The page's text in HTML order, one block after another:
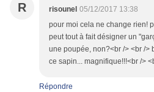
R risounel 05/12/2017 13:38
pour moi cela ne change rien!
peut tout à fait désigner un
une poupée, non?<br /> <br />
ce sapin... magnifique!!!<br />
Répondre